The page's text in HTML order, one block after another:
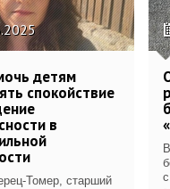
детям
спокойствие
в
Томер, старший